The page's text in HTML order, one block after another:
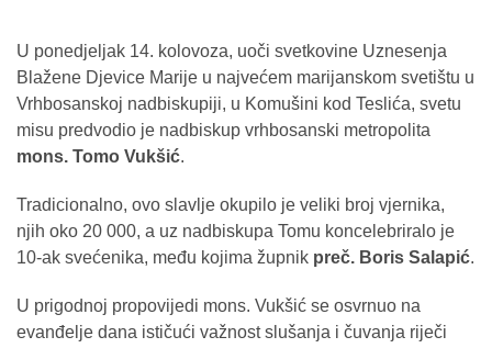
U ponedjeljak 14. kolovoza, uoči svetkovine Uznesenja
Blažene Djevice Marije u najvećem marijanskom svetištu u
Vrhbosanskoj nadbiskupiji, u Komušini kod Teslića, svetu
misu predvodio je nadbiskup vrhbosanski metropolita
mons. Tomo Vukšić.
Tradicionalno, ovo slavlje okupilo je veliki broj vjernika,
njih oko 20 000, a uz nadbiskupa Tomu koncelebriralo je
10-ak svećenika, među kojima župnik preč. Boris Salapić.
U prigodnoj propovijedi mons. Vukšić se osvrnuo na
evanđelje dana ističući važnost slušanja i čuvanja riječi